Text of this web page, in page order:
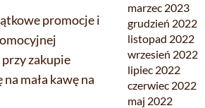
promocje i
zakupie
mała kawę na
marzec 2023
grudzień 2022
listopad 2022
wrzesień 2022
lipiec 2022
czerwiec 2022
maj 2022